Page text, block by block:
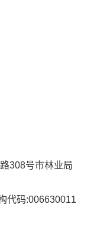
308号市林业局
代码:006630011